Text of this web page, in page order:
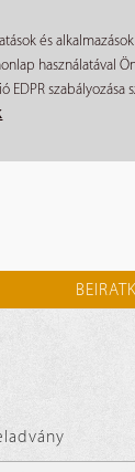
és
használatával
EDPR szabályozása